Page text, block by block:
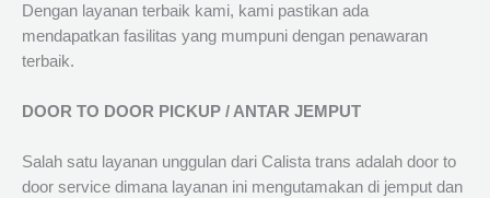
Dengan layanan terbaik kami, kami pastikan ada
mendapatkan fasilitas yang mumpuni dengan penawaran
terbaik.
DOOR TO DOOR PICKUP / ANTAR JEMPUT
Salah satu layanan unggulan dari Calista trans adalah door to
door service dimana layanan ini mengutamakan di jemput dan